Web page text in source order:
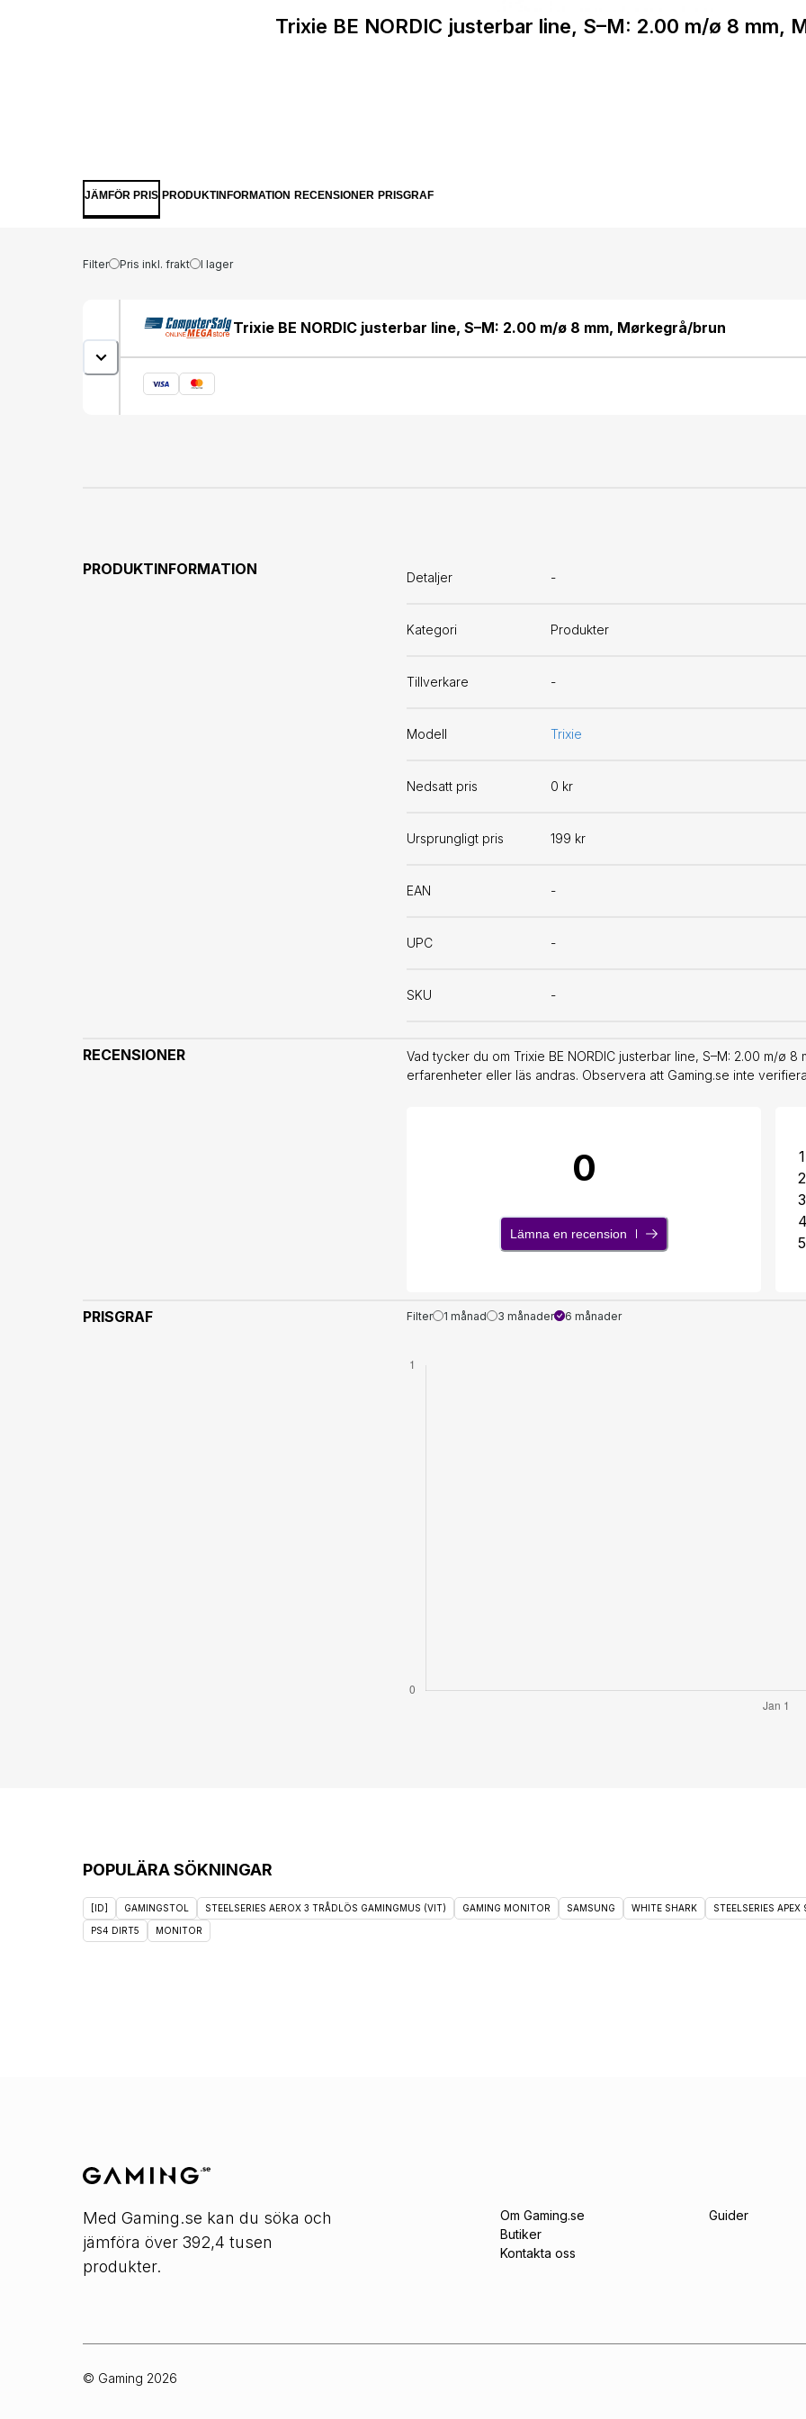
Trixie BE NORDIC justerbar line, S–M: 2.00 m/ø 8 mm,
JÄMFÖR PRIS PRODUKTINFORMATION RECENSIONER PRISGRAF
Filter Pris inkl. frakt I lager
Trixie BE NORDIC justerbar line, S–M: 2.00 m/ø 8 mm, Mørkegrå/brun
PRODUKTINFORMATION
Detaljer -
Kategori Produkter
Tillverkare -
Modell Trixie
Nedsatt pris 0 kr
Ursprungligt pris 199 kr
EAN -
UPC -
SKU -
RECENSIONER
Vad tycker du om Trixie BE NORDIC justerbar line, S–M: 2.00 m/ø
erfarenheter eller läs andras. Observera att Gaming.se inte
0
Lämna en recension
1
2
3
4
5
PRISGRAF Filter 1 månad 3 månader 6 månader
POPULÄRA SÖKNINGAR
[ID] GAMINGSTOL STEELSERIES AEROX 3 TRÅDLÖS GAMINGMUS (VIT) GAMING MONITOR SAMSUNG WHITE SHARK STEELSERIES
PS4 DIRT5 MONITOR
Med Gaming.se kan du söka och
jämföra över 392,4 tusen
produkter.
Om Gaming.se
Butiker
Kontakta oss
Guider
© Gaming 2026